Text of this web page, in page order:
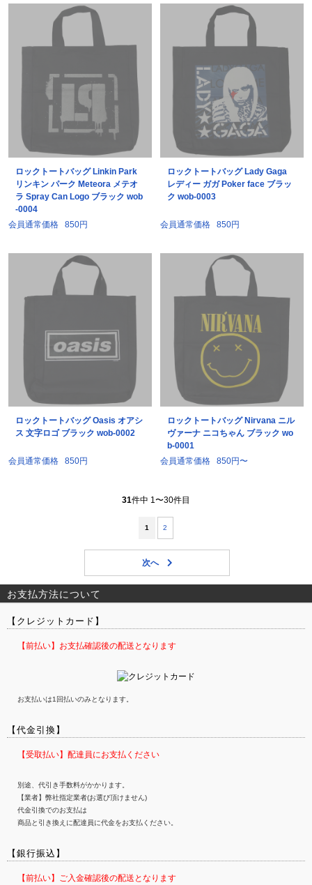
ロックトートバッグ Linkin Park
リンキン パーク Meteora メテオ
ラ Spray Can Logo ブラック wob
-0004
会員通常価格
850円
ロックトートバッグ Lady Gaga
レディー ガガ Poker face ブラッ
ク wob-0003
会員通常価格 850円
ロックトートバッグ Oasis オアシ
ス 文字ロゴ ブラック wob-0002
会員通常価格 850円
ロックトートバッグ Nirvana ニル
ヴァーナ ニコちゃん ブラック wo
b-0001
会員通常価格
850円〜
31件中 1〜30件目
1 2
お支払方法について
【クレジットカード】
【前払い】お支払確認後の配送となります
お支払いは1回払いのみとなります。
【代金引換】
【受取払い】配達員にお支払ください
別途、代引き手数料がかかります。
【業者】弊社指定業者(お選び頂けません)
代金引換でのお支払は
商品と引き換えに配達員に代金をお支払ください。
【銀行振込】
【前払い】ご入金確認後の配送となります